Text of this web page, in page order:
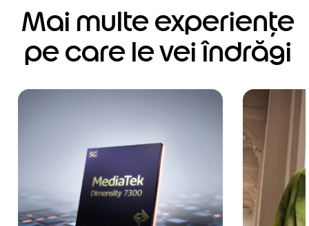
Mai multe experiențe
pe care le vei îndrăgi